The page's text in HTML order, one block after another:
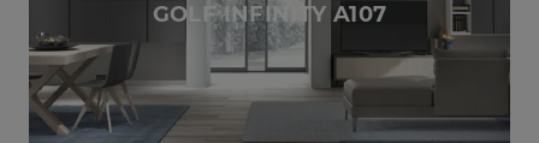
GOLF INFINITY A107